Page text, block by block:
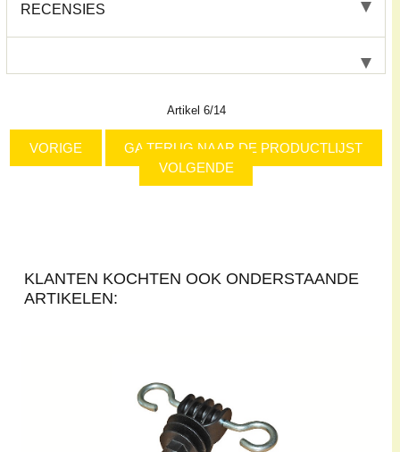
RECENSIES
Artikel 6/14
VORIGE
GA TERUG NAAR DE PRODUCTLIJST
VOLGENDE
KLANTEN KOCHTEN OOK ONDERSTAANDE
ARTIKELEN: